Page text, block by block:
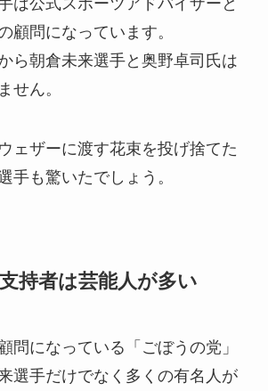
顧問になっています。
ら朝倉未来選手と奥野卓司氏は
せん。
ェザーに渡す花束を投げ捨てた
手も驚いたでしょう。
持者は芸能人が多い
問になっている「ごぼうの党」
選手だけでなく多くの有名人が